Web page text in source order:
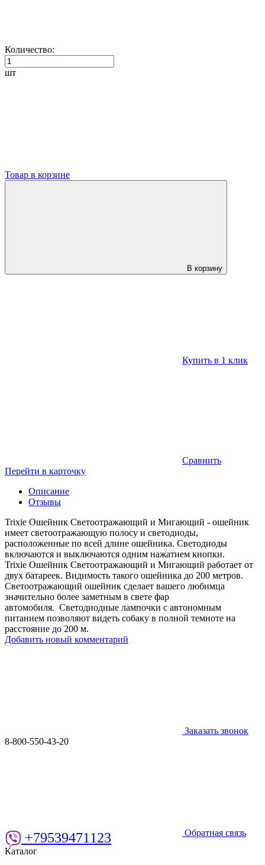
Количество:
шт
Товар в корзине
В корзину
Купить в 1 клик
Сравнить
Перейти в карточку
Описание
Отзывы
Trixie Ошейник Светоотражающий и Мигающий - ошейник
имеет светоотражающую полосу и светодиоды,
расположенные по всей длине ошейника. Светодиоды
включаются и выключаются одним нажатием кнопки.
Trixie Ошейник Светоотражающий и Мигающий работает от
двух батареек. Видимость такого ошейника до 200 метров.
Светоотражающий ошейник сделает вашего любимца
значительно более заметным в свете фар
автомобиля. Светодиодные лампочки с автономным
питанием позволяют видеть собаку в полной темноте на
расстояние до 200 м.
Добавить новый комментарий
Заказать звонок
8-800-550-43-20
Обратная связь
+79539471123
Каталог